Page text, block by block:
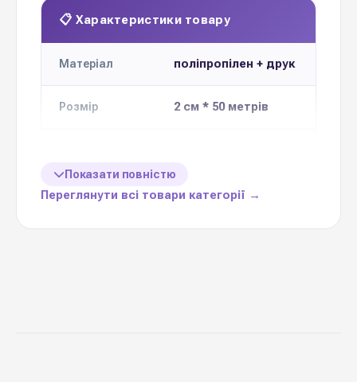
📋 Характеристики товару
Матеріал поліпропілен + друк
Розмір 2 см * 50 метрів
упаковці
за
Показати повністю
Переглянути всі товари категорії →